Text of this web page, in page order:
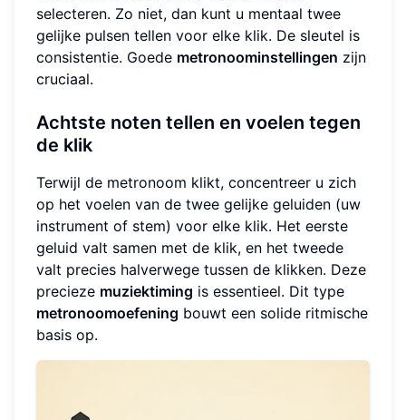
selecteren. Zo niet, dan kunt u mentaal twee
gelijke pulsen tellen voor elke klik. De sleutel is
consistentie. Goede metronoominstellingen zijn
cruciaal.
Achtste noten tellen en voelen tegen
de klik
Terwijl de metronoom klikt, concentreer u zich
op het voelen van de twee gelijke geluiden (uw
instrument of stem) voor elke klik. Het eerste
geluid valt samen met de klik, en het tweede
valt precies halverwege tussen de klikken. Deze
precieze muziektiming is essentieel. Dit type
metronoomoefening bouwt een solide ritmische
basis op.